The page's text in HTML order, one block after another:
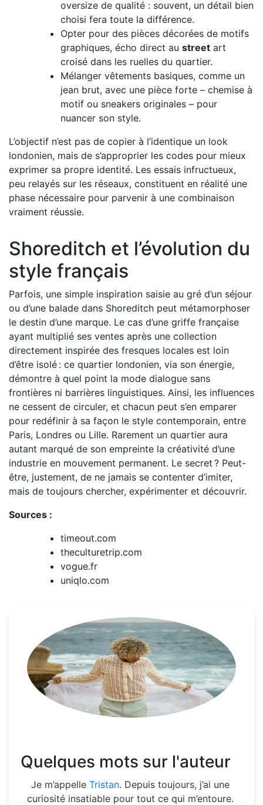
oversize de qualité : souvent, un détail bien
choisi fera toute la différence.
Opter pour des pièces décorées de motifs
graphiques, écho direct au street art
croisé dans les ruelles du quartier.
Mélanger vêtements basiques, comme un
jean brut, avec une pièce forte – chemise à
motif ou sneakers originales – pour
nuancer son style.
L’objectif n’est pas de copier à l’identique un look
londonien, mais de s’approprier les codes pour mieux
exprimer sa propre identité. Les essais infructueux,
peu relayés sur les réseaux, constituent en réalité une
phase nécessaire pour parvenir à une combinaison
vraiment réussie.
Shoreditch et l’évolution du
style français
Parfois, une simple inspiration saisie au gré d’un séjour
ou d’une balade dans Shoreditch peut métamorphoser
le destin d’une marque. Le cas d’une griffe française
ayant multiplié ses ventes après une collection
directement inspirée des fresques locales est loin
d’être isolé : ce quartier londonien, via son énergie,
démontre à quel point la mode dialogue sans
frontières ni barrières linguistiques. Ainsi, les influences
ne cessent de circuler, et chacun peut s’en emparer
pour redéfinir à sa façon le style contemporain, entre
Paris, Londres ou Lille. Rarement un quartier aura
autant marqué de son empreinte la créativité d’une
industrie en mouvement permanent. Le secret ? Peut-
être, justement, de ne jamais se contenter d’imiter,
mais de toujours chercher, expérimenter et découvrir.
Sources :
timeout.com
theculturetrip.com
vogue.fr
uniqlo.com
Quelques mots sur l'auteur
Je m’appelle Tristan. Depuis toujours, j’ai une
curiosité insatiable pour tout ce qui m’entoure.